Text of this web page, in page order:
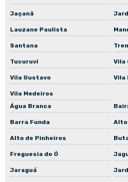
Manutenção preventiva de bomba
Manutenção preventiva de bomba
Manutenção preventiva de bomba de
Manutenção preventiva de bomba para
Manutenção preventiva de bomba para
Manutenção preventiva de bomba in-line
Manutenção corretiva de motoredutor
Manutenção corretiva de motor elétrico
Jaçanã
Lauzane Paulista
Santana
Tucuruvi Vila
Vila Gustavo Vila
Vila Medeiros
Água Branca
Barra Funda Alto
Alto de Pinheiros
Freguesia do Ó
Jaraguá